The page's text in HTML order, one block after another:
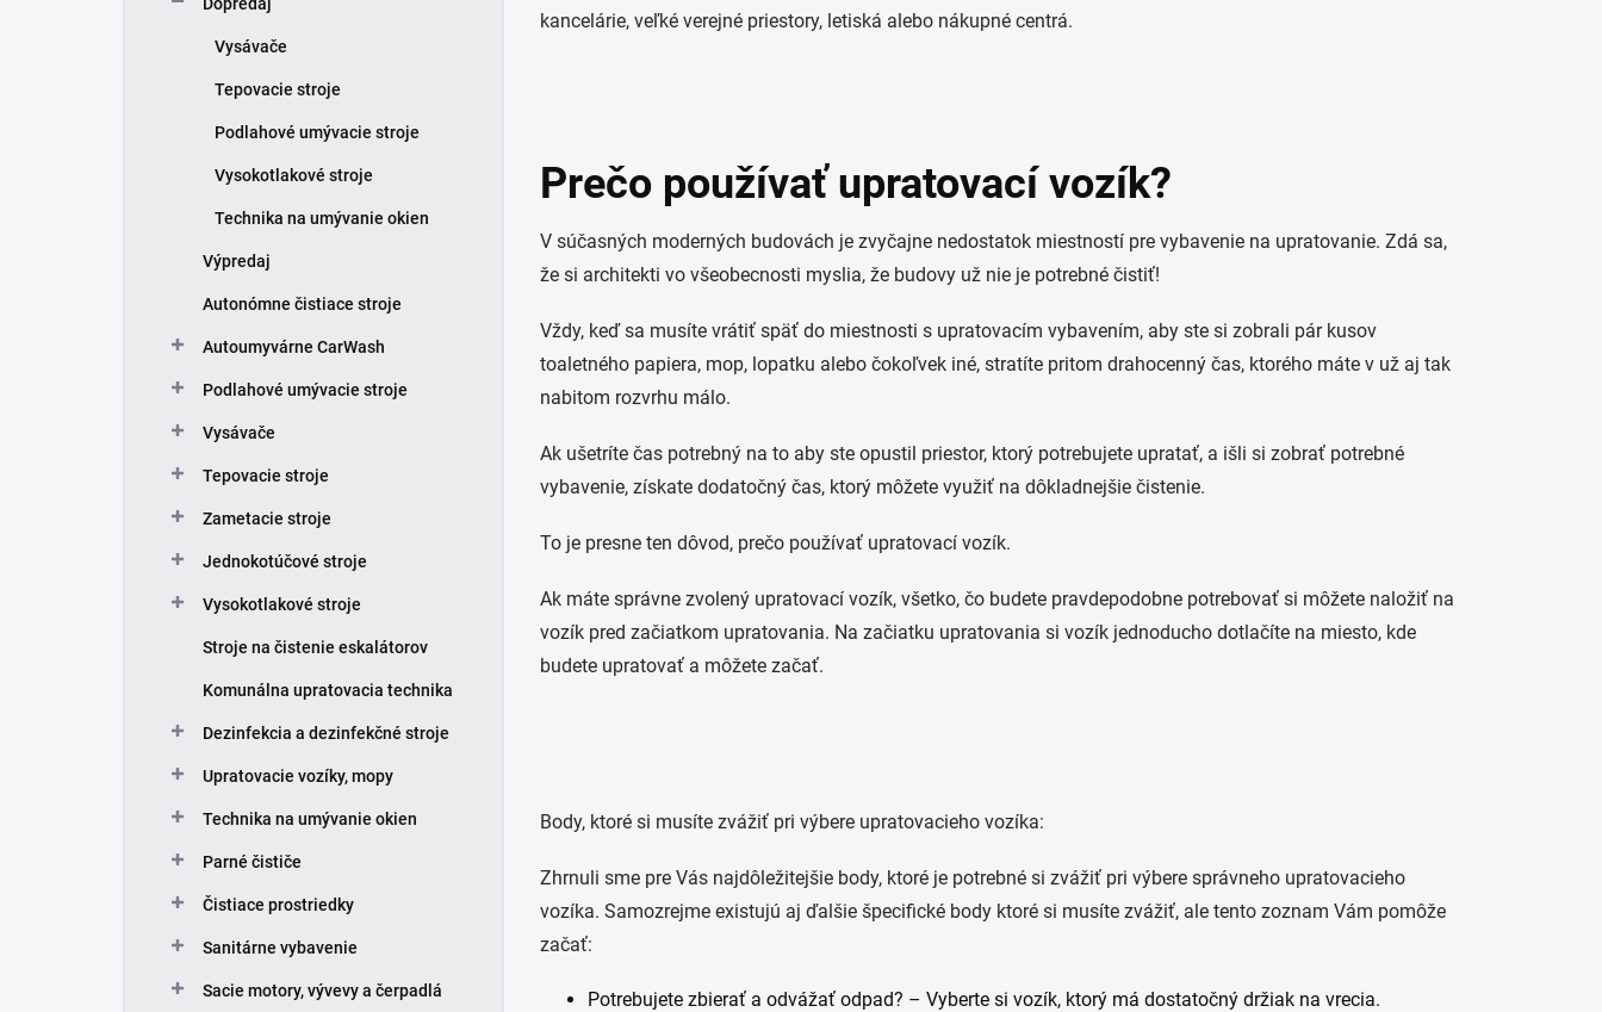
Vysávače
Tepovacie stroje
Podlahové umývacie stroje
Vysokotlakové stroje
Technika na umývanie okien
Výpredaj
Autonómne čistiace stroje
Autoumyvárne CarWash
Podlahové umývacie stroje
Vysávače
Tepovacie stroje
Zametacie stroje
Jednokotúčové stroje
Vysokotlakové stroje
Stroje na čistenie eskalátorov
Komunálna upratovacia technika
Dezinfekcia a dezinfekčné stroje
Upratovacie vozíky, mopy
Technika na umývanie okien
Parné čističe
Čistiace prostriedky
Sanitárne vybavenie
Sacie motory, vývevy a čerpadlá
kancelárie, veľké verejné priestory, letiská alebo nákupné centrá.
Prečo používať upratovací vozík?
V súčasných moderných budovách je zvyčajne nedostatok miestností pre vybavenie na upratovanie. Zdá sa,
že si architekti vo všeobecnosti myslia, že budovy už nie je potrebné čistiť!
Vždy, keď sa musíte vrátiť späť do miestnosti s upratovacím vybavením, aby ste si zobrali pár kusov
toaletného papiera, mop, lopatku alebo čokoľvek iné, stratíte pritom drahocenný čas, ktorého máte v už aj tak
nabitom rozvrhu málo.
Ak ušetríte čas potrebný na to aby ste opustil priestor, ktorý potrebujete upratať, a išli si zobrať potrebné
vybavenie, získate dodatočný čas, ktorý môžete využiť na dôkladnejšie čistenie.
To je presne ten dôvod, prečo používať upratovací vozík.
Ak máte správne zvolený upratovací vozík, všetko, čo budete pravdepodobne potrebovať si môžete naložiť na
vozík pred začiatkom upratovania. Na začiatku upratovania si vozík jednoducho dotlačíte na miesto, kde
budete upratovať a môžete začať.
Body, ktoré si musíte zvážiť pri výbere upratovacieho vozíka:
Zhrnuli sme pre Vás najdôležitejšie body, ktoré je potrebné si zvážiť pri výbere správneho upratovacieho
vozíka. Samozrejme existujú aj ďalšie špecifické body ktoré si musíte zvážiť, ale tento zoznam Vám pomôže
začať:
Potrebujete zbierať a odvážať odpad? – Vyberte si vozík, ktorý má dostatočný držiak na vrecia.